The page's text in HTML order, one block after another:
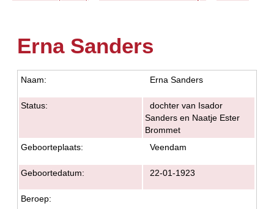
Erna Sanders
Naam: Erna Sanders
Status:
dochter van Isador
Sanders en Naatje Ester
Brommet
Geboorteplaats:
Veendam
Geboortedatum: 22-01-1923
Beroep: